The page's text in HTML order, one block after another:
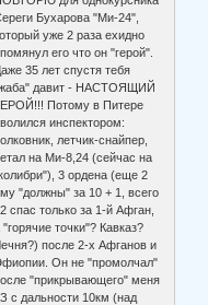
Бухарова "Ми-24",
уже 2 раза ехидно
его что он "герой".
35 лет спустя тебя
давит - НАСТОЯЩИЙ
Потому в Питере
инспектором:
летчик-снайпер,
на Ми-8,24 (сейчас на
3 ордена (еще 2
"должны" за 10 + 1, всего
спас только за 1-й Афган,
"горячие точки"? Кавказ?
после 2-х Афганов и
Он не "промолчал"
"прикрывающего" меня
с дальности 10км (над